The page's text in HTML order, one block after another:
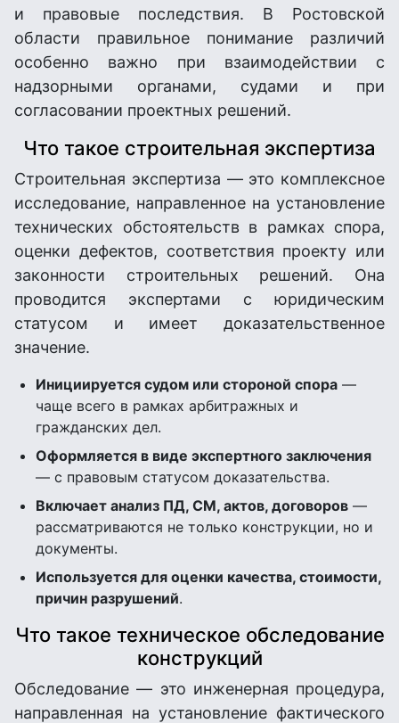
и правовые последствия. В Ростовской
области правильное понимание различий
особенно важно при взаимодействии с
надзорными органами, судами и при
согласовании проектных решений.
Что такое строительная экспертиза
Строительная экспертиза — это комплексное
исследование, направленное на установление
технических обстоятельств в рамках спора,
оценки дефектов, соответствия проекту или
законности строительных решений. Она
проводится экспертами с юридическим
статусом и имеет доказательственное
значение.
Инициируется судом или стороной спора —
чаще всего в рамках арбитражных и
гражданских дел.
Оформляется в виде экспертного заключения
— с правовым статусом доказательства.
Включает анализ ПД, СМ, актов, договоров —
рассматриваются не только конструкции, но и
документы.
Используется для оценки качества, стоимости,
причин разрушений.
Что такое техническое обследование
конструкций
Обследование — это инженерная процедура,
направленная на установление фактического